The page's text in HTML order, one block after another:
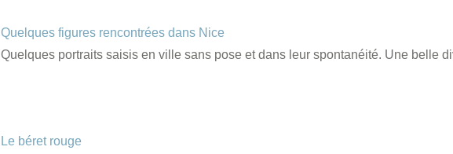
Quelques figures rencontrées dans Nice
Quelques portraits saisis en ville sans pose et dans leur spontanéité. Une belle
Le béret rouge